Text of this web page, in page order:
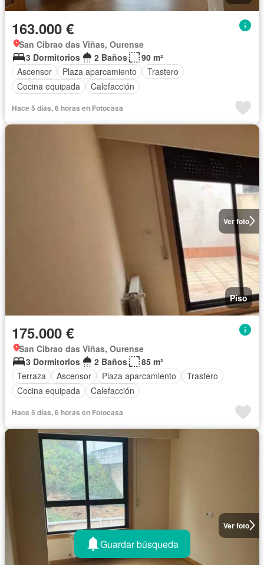
163.000 €
San Cibrao das Viñas, Ourense
3 Dormitorios
2 Baños
90 m²
Ascensor
Plaza aparcamiento
Trastero
Cocina equipada
Calefacción
Hace 5 días, 6 horas en Fotocasa
Ver foto
Piso
175.000 €
San Cibrao das Viñas, Ourense
3 Dormitorios
2 Baños
85 m²
Terraza
Ascensor Plaza aparcamiento
Trastero
Cocina equipada
Calefacción
Hace 5 días, 6 horas en Fotocasa
Ver foto
Guardar búsqueda